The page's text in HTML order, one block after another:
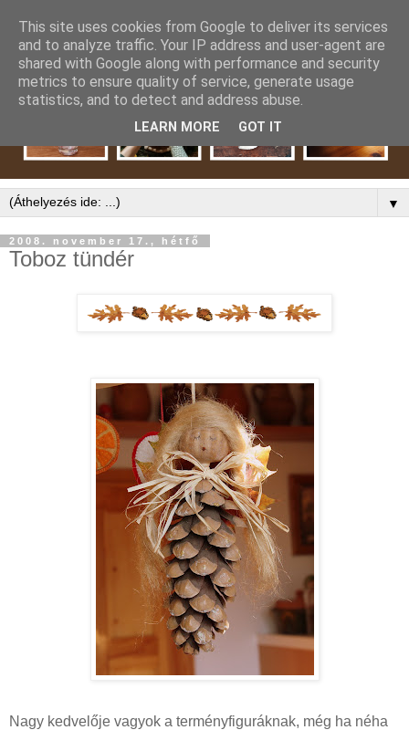
▼
2008. november 17., hétfő
Toboz tündér
Nagy kedvelője vagyok a terményfiguráknak, még ha néha
This site uses cookies from Google to deliver its services
and to analyze traffic. Your IP address and user-agent are
shared with Google along with performance and security
metrics to ensure quality of service, generate usage
statistics, and to detect and address abuse.
LEARN MORE GOT IT